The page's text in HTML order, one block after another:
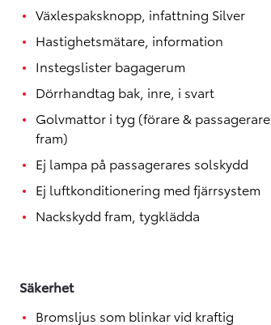
Växlespaksknopp, infattning Silver
Hastighetsmätare, information
Instegslister bagagerum
Dörrhandtag bak, inre, i svart
Golvmattor i tyg (förare & passagerare
fram)
Ej lampa på passagerares solskydd
Ej luftkonditionering med fjärrsystem
Nackskydd fram, tygklädda
Säkerhet
Bromsljus som blinkar vid kraftig